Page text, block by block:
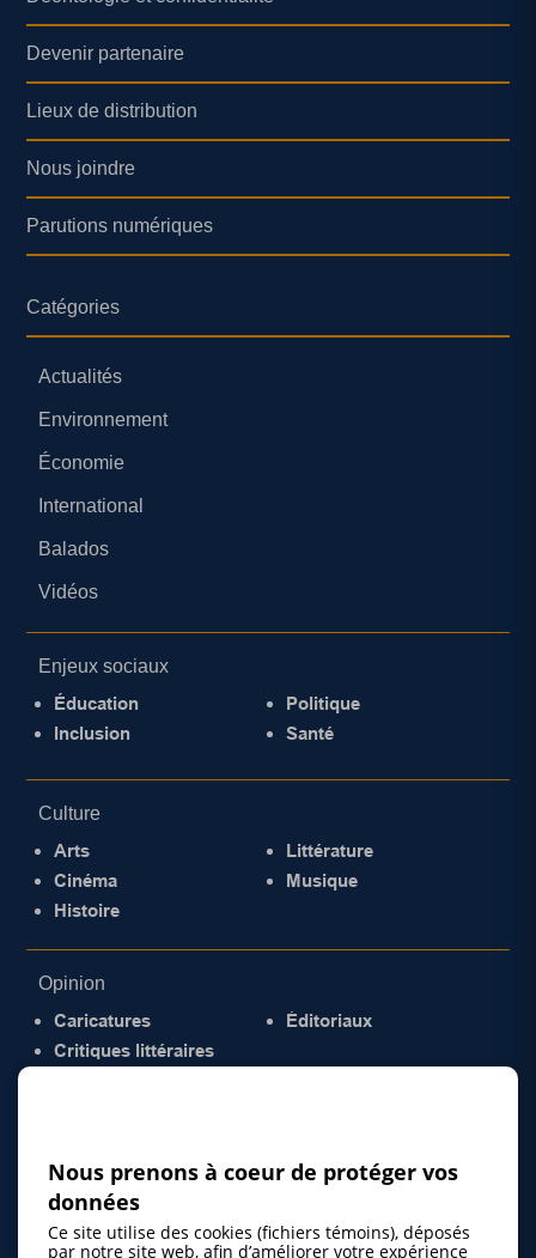
Devenir partenaire
Lieux de distribution
Nous joindre
Parutions numériques
Catégories
Actualités
Environnement
Économie
International
Balados
Vidéos
Enjeux sociaux
Éducation
Inclusion
Politique
Santé
Culture
Arts
Cinéma
Histoire
Littérature
Musique
Opinion
Caricatures
Critiques littéraires
Éditoriaux
Nous prenons à coeur de protéger vos
données
Ce site utilise des cookies (fichiers témoins), déposés
par notre site web, afin d’améliorer votre expérience